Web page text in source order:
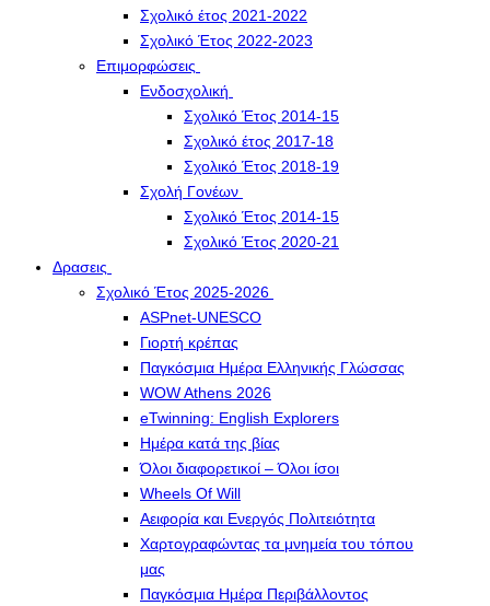
Σχολικό έτος 2021-2022
Σχολικό Έτος 2022-2023
Επιμορφώσεις
Ενδοσχολική
Σχολικό Έτος 2014-15
Σχολικό έτος 2017-18
Σχολικό Έτος 2018-19
Σχολή Γονέων
Σχολικό Έτος 2014-15
Σχολικό Έτος 2020-21
Δρασεις
Σχολικό Έτος 2025-2026
ASPnet-UNESCO
Γιορτή κρέπας
Παγκόσμια Ημέρα Ελληνικής Γλώσσας
WOW Athens 2026
eTwinning: English Explorers
Ημέρα κατά της βίας
Όλοι διαφορετικοί – Όλοι ίσοι
Wheels Of Will
Αειφορία και Ενεργός Πολιτειότητα
Χαρτογραφώντας τα μνημεία του τόπου
μας
Παγκόσμια Ημέρα Περιβάλλοντος